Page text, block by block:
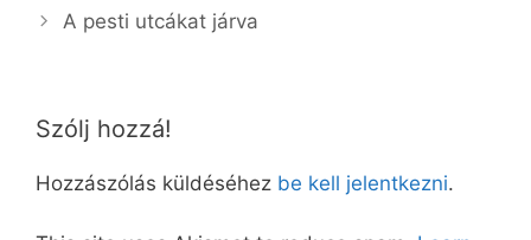
A pesti utcákat járva
Szólj hozzá!
Hozzászólás küldéséhez be kell jelentkezni.